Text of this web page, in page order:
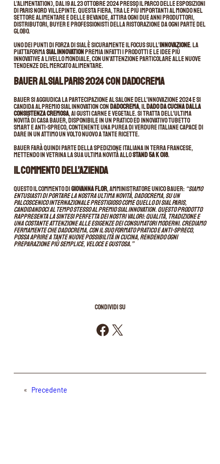
l’Alimentation), dal 19 al 23 ottobre 2024 presso il Parco delle Esposizioni
di Paris Nord Villepinte. Questa fiera, tra le più importanti al mondo nel
settore alimentare e delle bevande, attira ogni due anni produttori,
distributori, buyer e professionisti della ristorazione da ogni parte del
globo.
Uno dei punti di forza di SIAL è sicuramente il focus sull’innovazione. La
piattaformaSIAL Innovationpremia infatti i prodotti e le idee più
innovative a livello mondiale, con un’attenzione particolare alle nuove
tendenze del mercato alimentare.
Bauer al SIAL PARIS 2024 con DADOCREMA
Bauer si aggiudica la partecipazione al Salone dell’Innovazione 2024 e si
candida al premio SIAL Innovation conDADOCREMA, ildado da cucina dalla
consistenza cremosa, ai gusti carne e vegetale. Si tratta dell’ultima
novità di casa Bauer, disponibile in un pratico ed innovativo tubetto
smart e anti-spreco, contenente una purea di verdure italiane capace di
dare in un attimo un volto nuovo a tante ricette.
Bauer farà quindi parte della spedizione italiana in terra francese,
mettendo in vetrina la sua ultima novità allostand 5A K 018.
Il commento dell’azienda
Questo il commento diGiovanna Flor, Amministratore Unico Bauer: “Siamo
entusiasti di portare la nostra ultima novità, DADOCREMA, su un
palcoscenico internazionale prestigioso come quello di SIAL PARIS,
candidandoci al tempo stesso al premio SIAL Innovation. Questo prodotto
rappresenta la sintesi perfetta dei nostri valori: qualità, tradizione e
una costante attenzione alle esigenze dei consumatori moderni. Crediamo
fermamente che DADOCREMA, con il suo formato pratico e anti-spreco,
possa aprire a tante nuove possibilità in cucina, rendendo ogni
preparazione più semplice, veloce e gustosa.”
CONDIVIDI SU
Condividi su Facebook
Condividi su X
« Precedente